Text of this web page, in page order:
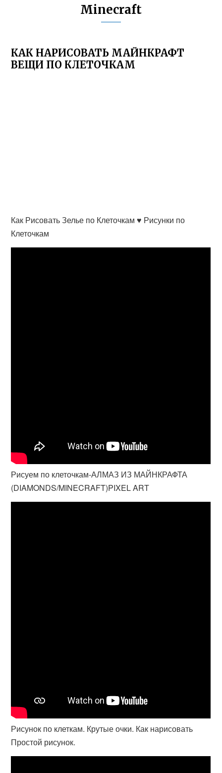
Minecraft
КАК НАРИСОВАТЬ МАЙНКРАФТ
ВЕЩИ ПО КЛЕТОЧКАМ
Как Рисовать Зелье по Клеточкам ♥ Рисунки по
Клеточкам
Рисуем по клеточкам-АЛМАЗ ИЗ МАЙНКРАФТА
(DIAMONDS/MINECRAFT)PIXEL ART
Рисунок по клеткам. Крутые очки. Как нарисовать
Простой рисунок.